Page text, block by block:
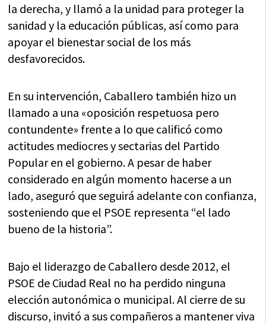
la derecha, y llamó a la unidad para proteger la
sanidad y la educación públicas, así como para
apoyar el bienestar social de los más
desfavorecidos.
En su intervención, Caballero también hizo un
llamado a una «oposición respetuosa pero
contundente» frente a lo que calificó como
actitudes mediocres y sectarias del Partido
Popular en el gobierno. A pesar de haber
considerado en algún momento hacerse a un
lado, aseguró que seguirá adelante con confianza,
sosteniendo que el PSOE representa “el lado
bueno de la historia”.
Bajo el liderazgo de Caballero desde 2012, el
PSOE de Ciudad Real no ha perdido ninguna
elección autonómica o municipal. Al cierre de su
discurso, invitó a sus compañeros a mantener viva